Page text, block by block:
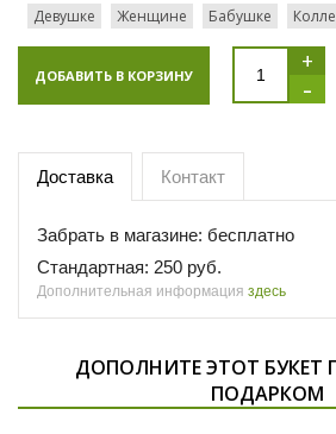
Девушке
Женщине Бабушке
ДОБАВИТЬ В КОРЗИНУ
+
-
Доставка Контакт
Забрать в магазине: бесплатно
Стандартная: 250 руб.
Дополнительная информация здесь
ДОПОЛНИТЕ ЭТОТ БУКЕТ
ПОДАРКОМ